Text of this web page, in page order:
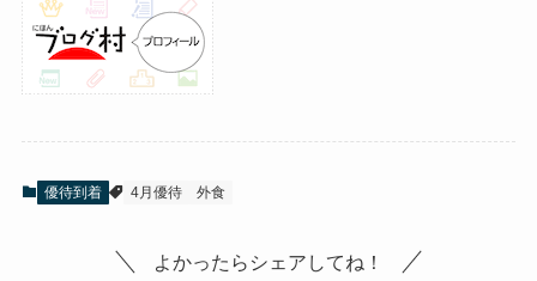
優待到着 4月優待 外食
よかったらシェアしてね！